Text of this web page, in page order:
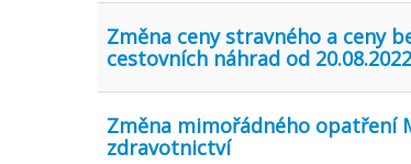
Změna ceny stravného a ceny
cestovních náhrad od 20.08.2022
Změna mimořádného opatření
zdravotnictví